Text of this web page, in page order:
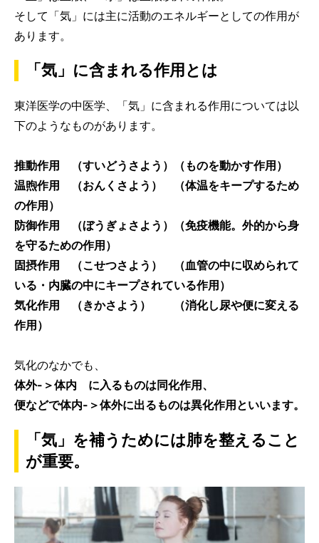
そして「気」には主に活動のエネルギーとしての作用が
あります。
「気」に含まれる作用とは
東洋医学の中医学、「気」に含まれる作用については以
下のようなものがあります。
推動作用 （すいどうさよう）（ものを動かす作用）
温煦作用 （おんくさよう） （体温をキープするため
の作用）
防御作用 （ぼうぎょさよう）（免疫機能。外的から身
を守るための作用）
固摂作用 （こせつさよう） （血管の中に収められて
いる・内臓の中にキープされている作用）
気化作用 （きかさよう） （消化し尿や便に変える
作用）
気化のなかでも、
体外-＞体内 に入るものは同化作用、
便などで体内-＞体外に出るものは異化作用といいます。
「気」を補うためには肺を整えること
が重要。